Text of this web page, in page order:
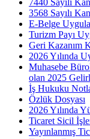
3568 Sayılı
E-Belge
Turizm Payı
Geri Kazanım
2026 Yılında
Muhasebe
olan 2025
İş Hukuku
Özlük Dosyası
2026 Yılında
Ticaret Sicil
Yayınlanmış